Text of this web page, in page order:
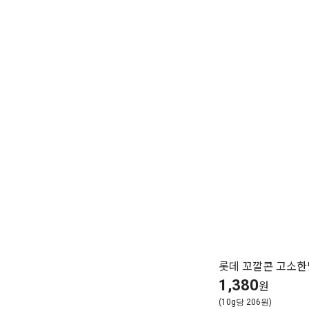
롯데 꼬깔콘 고소
1,380원
(10g당 206원)